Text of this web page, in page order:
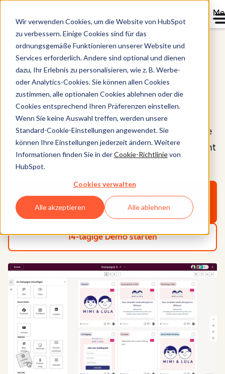
Wir verwenden Cookies, um die Website von HubSpot
zu verbessern. Einige Cookies sind für das
ordnungsgemäße Funktionieren unserer Website und
Services erforderlich. Andere sind optional und dienen
dazu, Ihr Erlebnis zu personalisieren, wie z. B. Werbe-
oder Analytics-Cookies. Sie können allen Cookies
zustimmen, alle optionalen Cookies ablehnen oder die
Cookies entsprechend Ihren Präferenzen einstellen.
Wenn Sie keine Auswahl treffen, werden unsere
Standard-Cookie-Einstellungen angewendet. Sie
können Ihre Einstellungen jederzeit ändern. Weitere
Informationen finden Sie in derCookie-Richtlinievon
HubSpot.
Cookies verwalten
Alle akzeptieren Alle ablehnen
Marketing Hub®
Marketingsoftware
KI-gestützte Marketing-Tools von HubSpot, die
Ihnen helfen, Besuchende mit hoher Kaufabsicht
anzuziehen, zu konvertieren und zu binden.
Demo anfordernder Marketingsoftware von
HubSpot
14-tägige Demo starten